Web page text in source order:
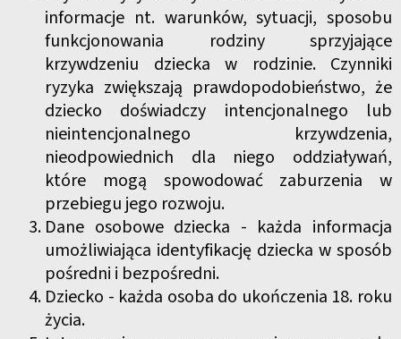
informacje nt. warunków, sytuacji, sposobu
funkcjonowania rodziny sprzyjające
krzywdzeniu dziecka w rodzinie. Czynniki
ryzyka zwiększają prawdopodobieństwo, że
dziecko doświadczy intencjonalnego lub
nieintencjonalnego krzywdzenia,
nieodpowiednich dla niego oddziaływań,
które mogą spowodować zaburzenia w
przebiegu jego rozwoju.
Dane osobowe dziecka - każda informacja
umożliwiająca identyfikację dziecka w sposób
pośredni i bezpośredni.
Dziecko - każda osoba do ukończenia 18. roku
życia.